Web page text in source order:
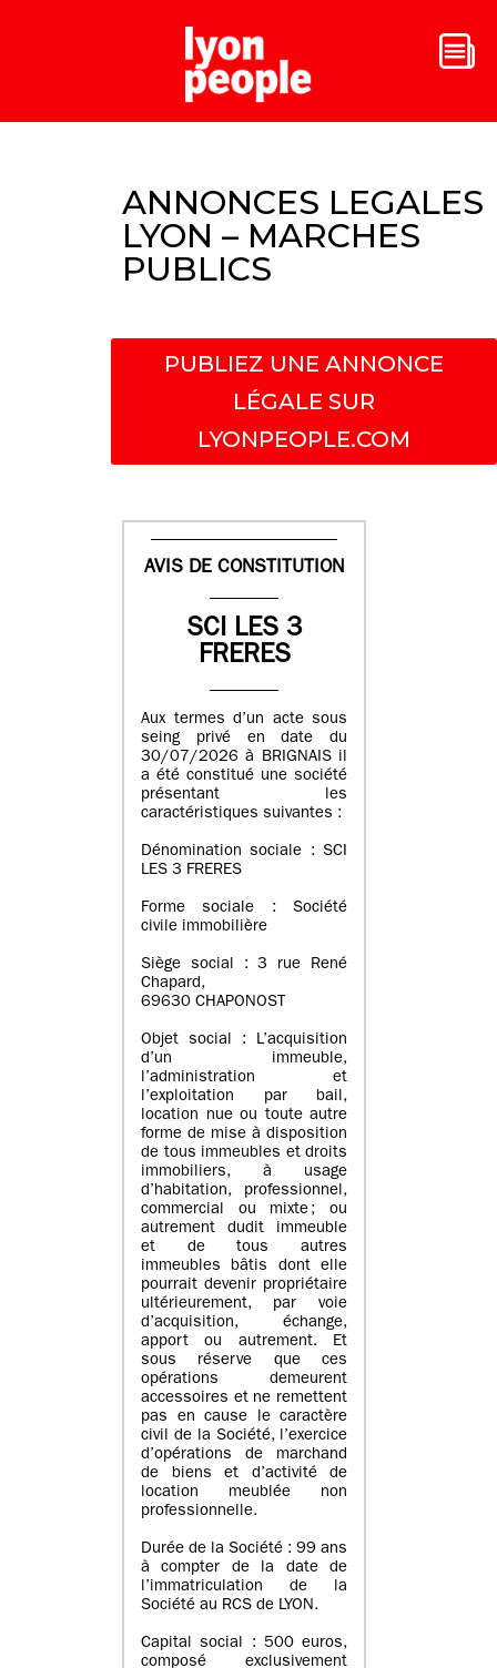
ANNONCES LEGALES
LYON – MARCHES
PUBLICS
PUBLIEZ UNE ANNONCE
LÉGALE SUR
LYONPEOPLE.COM
AVIS DE CONSTITUTION
SCI LES 3
FRERES
Aux termes d’un acte sous
seing privé en date du
30/07/2026 à BRIGNAIS il
a été constitué une société
présentant les
caractéristiques suivantes :
Dénomination sociale : SCI
LES 3 FRERES
Forme sociale : Société
civile immobilière
Siège social : 3 rue René
Chapard,
69630 CHAPONOST
Objet social : L’acquisition
d’un immeuble,
l’administration et
l’exploitation par bail,
location nue ou toute autre
forme de mise à disposition
de tous immeubles et droits
immobiliers, à usage
d’habitation, professionnel,
commercial ou mixte ; ou
autrement dudit immeuble
et de tous autres
immeubles bâtis dont elle
pourrait devenir propriétaire
ultérieurement, par voie
d’acquisition, échange,
apport ou autrement. Et
sous réserve que ces
opérations demeurent
accessoires et ne remettent
pas en cause le caractère
civil de la Société, l’exercice
d’opérations de marchand
de biens et d’activité de
location meublée non
professionnelle.
Durée de la Société : 99 ans
à compter de la date de
l’immatriculation de la
Société au RCS de LYON.
Capital social : 500 euros,
composé exclusivement